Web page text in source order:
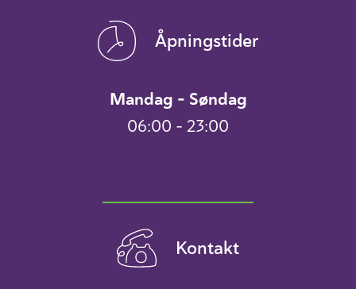
Åpningstider
Mandag – Søndag
06:00 – 23:00
Kontakt